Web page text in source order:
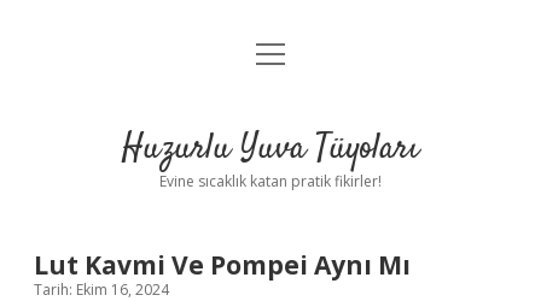
Anasayfa
Yasal Uyarı
menüyü
Huzurlu Yuva Tüyoları
Evine sıcaklık katan pratik fikirler!
Lut Kavmi Ve Pompei Aynı Mı
Tarih: Ekim 16, 2024